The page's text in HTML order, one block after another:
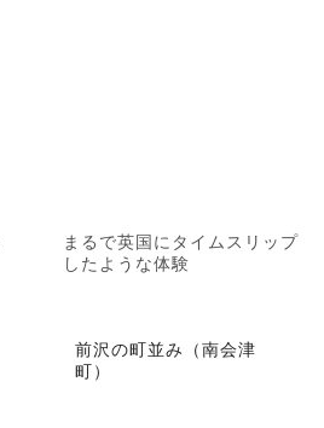
まるで英国にタイムスリップ
したような体験
前沢の町並み（南会津
町）